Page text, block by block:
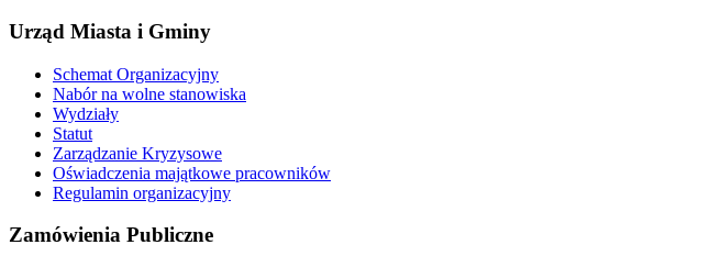
Urząd Miasta i Gminy
Schemat Organizacyjny
Nabór na wolne stanowiska
Wydziały
Statut
Zarządzanie Kryzysowe
Oświadczenia majątkowe pracowników
Regulamin organizacyjny
Zamówienia Publiczne